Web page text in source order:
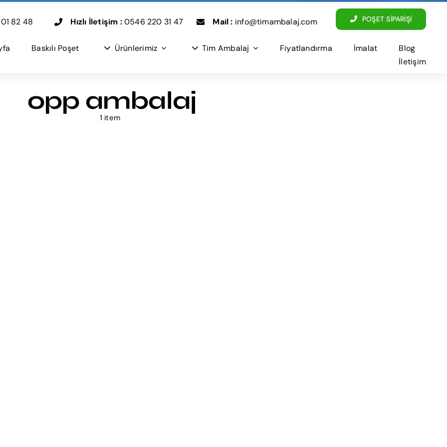
82 48 Hızlı İletişim :0546 220 31 47 Mail : info@timambalaj.com POŞET SİPARİŞİ
Baskılı Poşet Ürünlerimiz Tim Ambalaj Fiyatlandırma İmalat
Blog
İletişim
opp ambalaj
1 item